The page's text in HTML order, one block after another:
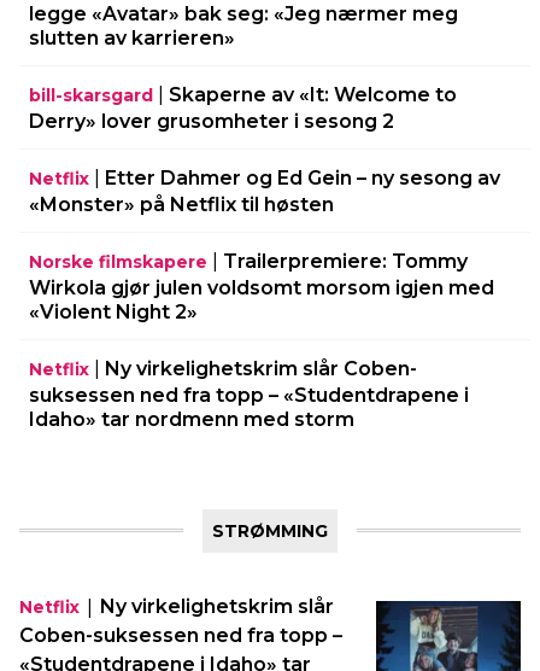
legge «Avatar» bak seg: «Jeg nærmer meg
slutten av karrieren»
bill-skarsgard
Skaperne av «It: Welcome to
Derry» lover grusomheter i sesong 2
Netflix
Etter Dahmer og Ed Gein – ny sesong av
«Monster» på Netflix til høsten
Norske filmskapere
Trailerpremiere: Tommy
Wirkola gjør julen voldsomt morsom igjen med
«Violent Night 2»
Netflix
Ny virkelighetskrim slår Coben-
suksessen ned fra topp – «Studentdrapene i
Idaho» tar nordmenn med storm
STRØMMING
Netflix | Ny virkelighetskrim slår
Coben-suksessen ned fra topp –
«Studentdrapene i Idaho» tar